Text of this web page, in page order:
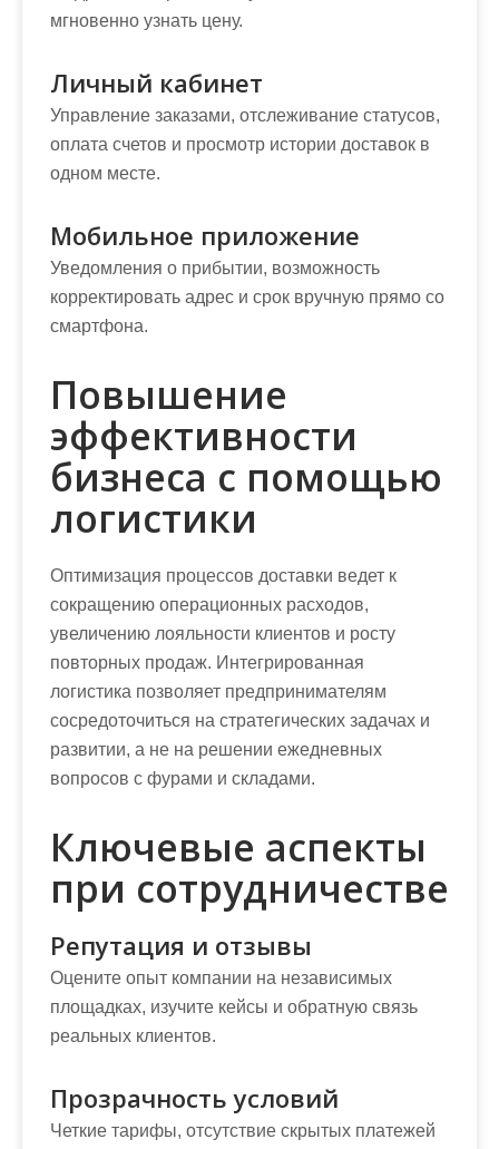
мгновенно узнать цену.
Личный кабинет
Управление заказами, отслеживание статусов,
оплата счетов и просмотр истории доставок в
одном месте.
Мобильное приложение
Уведомления о прибытии, возможность
корректировать адрес и срок вручную прямо со
смартфона.
Повышение
эффективности
бизнеса с помощью
логистики
Оптимизация процессов доставки ведет к
сокращению операционных расходов,
увеличению лояльности клиентов и росту
повторных продаж. Интегрированная
логистика позволяет предпринимателям
сосредоточиться на стратегических задачах и
развитии, а не на решении ежедневных
вопросов с фурами и складами.
Ключевые аспекты
при сотрудничестве
Репутация и отзывы
Оцените опыт компании на независимых
площадках, изучите кейсы и обратную связь
реальных клиентов.
Прозрачность условий
Четкие тарифы, отсутствие скрытых платежей